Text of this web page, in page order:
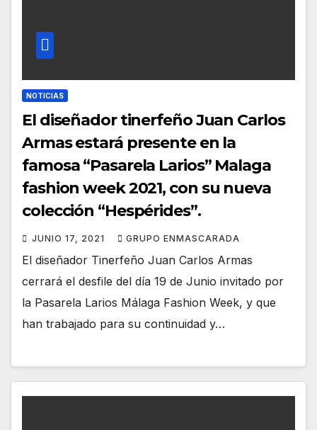
NOTICIAS
El diseñador tinerfeño Juan Carlos
Armas estará presente en la
famosa “Pasarela Larios” Malaga
fashion week 2021, con su nueva
colección “Hespérides”.
JUNIO 17, 2021 GRUPO ENMASCARADA
El diseñador Tinerfeño Juan Carlos Armas
cerrará el desfile del día 19 de Junio invitado por
la Pasarela Larios Málaga Fashion Week, y que
han trabajado para su continuidad y…